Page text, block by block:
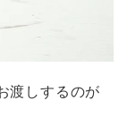
渡しするのが